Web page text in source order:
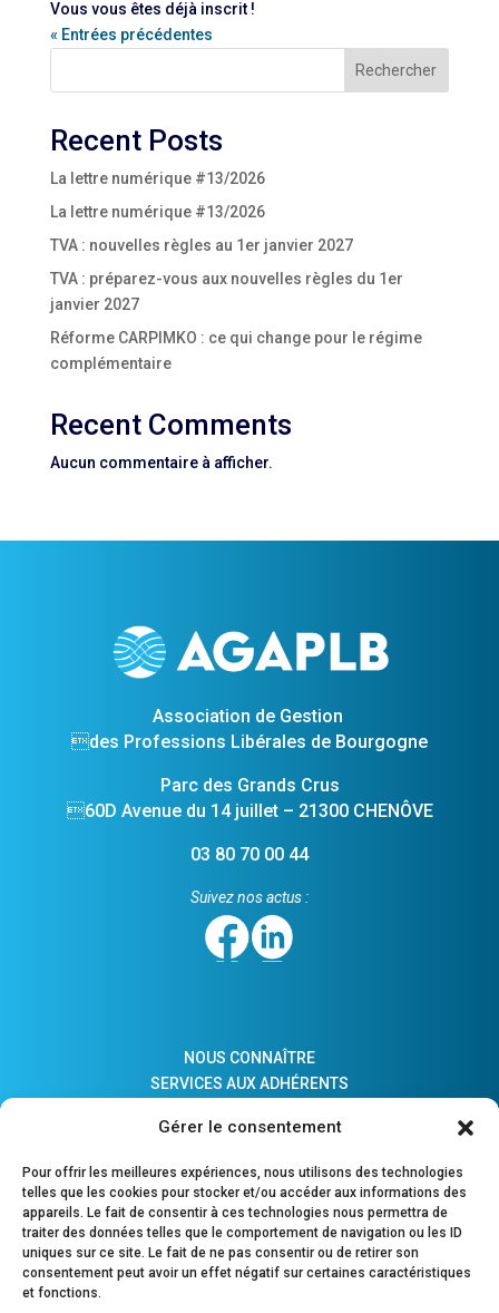
Gérer le consentement
Pour offrir les meilleures expériences, nous utilisons des technologies
telles que les cookies pour stocker et/ou accéder aux informations des
appareils. Le fait de consentir à ces technologies nous permettra de
traiter des données telles que le comportement de navigation ou les ID
uniques sur ce site. Le fait de ne pas consentir ou de retirer son
consentement peut avoir un effet négatif sur certaines caractéristiques
et fonctions.
Vous vous êtes déjà inscrit !
« Entrées précédentes
Rechercher
Recent Posts
La lettre numérique #13/2026
La lettre numérique #13/2026
TVA : nouvelles règles au 1er janvier 2027
TVA : préparez-vous aux nouvelles règles du 1er
janvier 2027
Réforme CARPIMKO : ce qui change pour le régime
complémentaire
Recent Comments
Aucun commentaire à afficher.
Association de Gestion
des Professions Libérales de Bourgogne
Parc des Grands Crus
60D Avenue du 14 juillet – 21300 CHENÔVE
03 80 70 00 44
Suivez nos actus :
NOUS CONNAÎTRE
SERVICES AUX ADHÉRENTS
ADHÉSION
COMPTES MAJEURS PROTÉGÉS
POURQUOI ADHÉRER ?